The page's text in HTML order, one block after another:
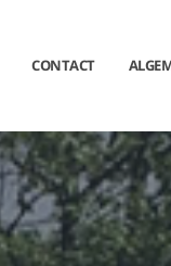
CONTACT